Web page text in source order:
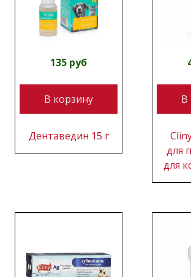
135 руб
В корзину
Дентаведин 15 г
В
для
для